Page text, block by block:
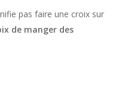
pas faire une croix sur
de manger des